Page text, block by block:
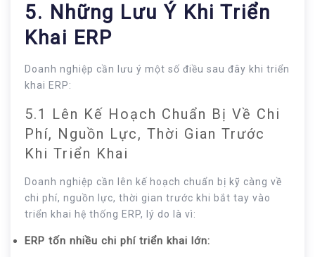
5. Những Lưu Ý Khi Triển
Khai ERP
Doanh nghiệp cần lưu ý một số điều sau đây khi triển
khai ERP:
5.1 Lên Kế Hoạch Chuẩn Bị Về Chi
Phí, Nguồn Lực, Thời Gian Trước
Khi Triển Khai
Doanh nghiệp cần lên kế hoạch chuẩn bị kỹ càng về
chi phí, nguồn lực, thời gian trước khi bắt tay vào
triển khai hệ thống ERP, lý do là vì:
ERP tốn nhiều chi phí triển khai lớn: